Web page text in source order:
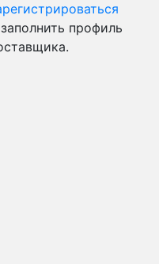
профиль